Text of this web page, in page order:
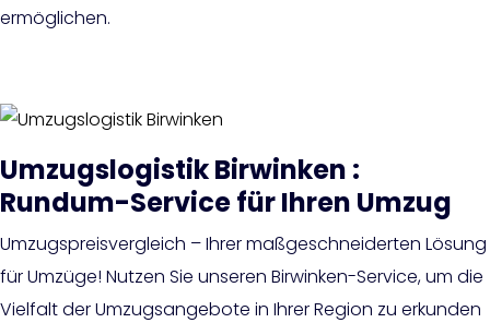
ermöglichen.
Umzugslogistik Birwinken :
Rundum-Service für Ihren Umzug
Umzugspreisvergleich – Ihrer maßgeschneiderten Lösung
für Umzüge! Nutzen Sie unseren Birwinken-Service, um die
Vielfalt der Umzugsangebote in Ihrer Region zu erkunden